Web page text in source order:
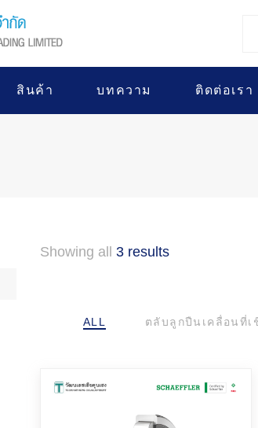
สินค้า บทความ ติดต่อเรา
Showing all 3 results
ALL ตลับลูกปืนเคลื่อนที่เ